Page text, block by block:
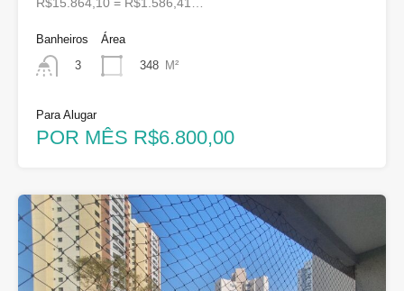
Banheiros
3
Área
348 M²
Para Alugar
POR MÊS R$6.800,00